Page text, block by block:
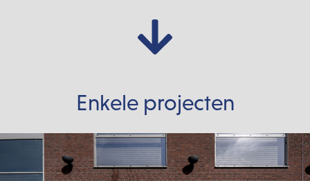
Enkele projecten